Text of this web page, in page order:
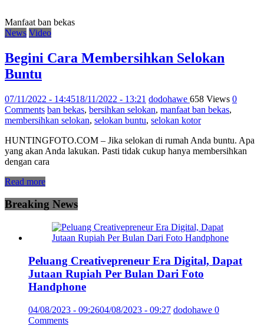
Manfaat ban bekas
News Video
Begini Cara Membersihkan Selokan
Buntu
07/11/2022 - 14:4518/11/2022 - 13:21 dodohawe 658 Views 0
Comments ban bekas, bersihkan selokan, manfaat ban bekas,
membersihkan selokan, selokan buntu, selokan kotor
HUNTINGFOTO.COM – Jika selokan di rumah Anda buntu. Apa
yang akan Anda lakukan. Pasti tidak cukup hanya membersihkan
dengan cara
Read more
Breaking News
Peluang Creativepreneur Era Digital, Dapat
Jutaan Rupiah Per Bulan Dari Foto
Handphone
04/08/2023 - 09:2604/08/2023 - 09:27 dodohawe 0
Comments